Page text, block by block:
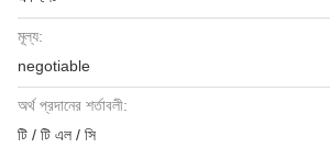
মূল্য:
negotiable
অর্থ প্রদানের শর্তাবলী:
টি / টি এল / সি